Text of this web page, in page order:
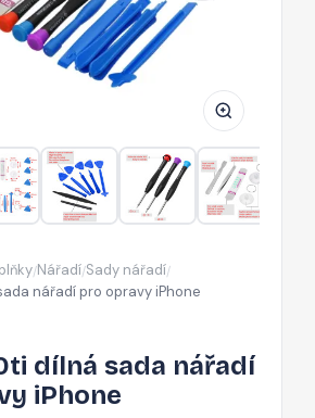
20ti
dílná
sada
nářadí
opravy
iPhone
/Nářadí/Sady nářadí/
nářadí pro opravy iPhone
dílná sada nářadí
iPhone